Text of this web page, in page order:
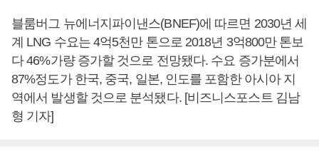
블룸버그 뉴에너지파이낸스(BNEF)에 따르면 2030년 세
계 LNG 수요는 4억5천만 톤으로 2018년 3억800만 톤보
다 46%가량 증가할 것으로 전망됐다. 수요 증가분에서
87%정도가 한국, 중국, 일본, 인도를 포함한 아시아 지
역에서 발생할 것으로 분석됐다. [비즈니스포스트 김남
형 기자]